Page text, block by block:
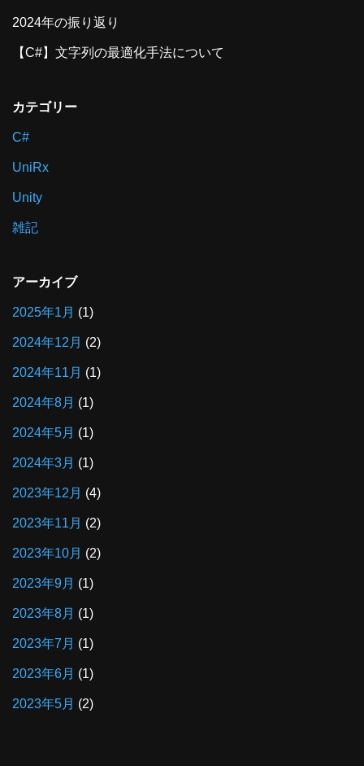
2024年の振り返り
【C#】文字列の最適化手法について
カテゴリー
C#
UniRx
Unity
雑記
アーカイブ
2025年1月 (1)
2024年12月 (2)
2024年11月 (1)
2024年8月 (1)
2024年5月 (1)
2024年3月 (1)
2023年12月 (4)
2023年11月 (2)
2023年10月 (2)
2023年9月 (1)
2023年8月 (1)
2023年7月 (1)
2023年6月 (1)
2023年5月 (2)